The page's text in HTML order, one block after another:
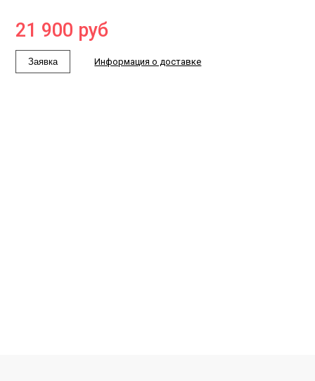
21 900 руб
Заявка Информация о доставке